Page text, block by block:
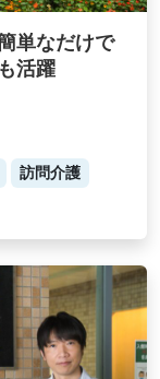
単なだけで
活躍
訪問介護